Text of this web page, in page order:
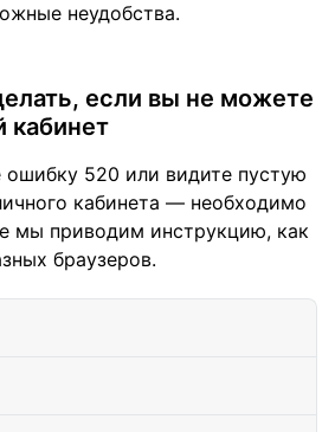
неудобства.
если вы не можете
кабинет
ошибку 520 или видите пустую
кабинета — необходимо
мы приводим инструкцию, как
браузеров.